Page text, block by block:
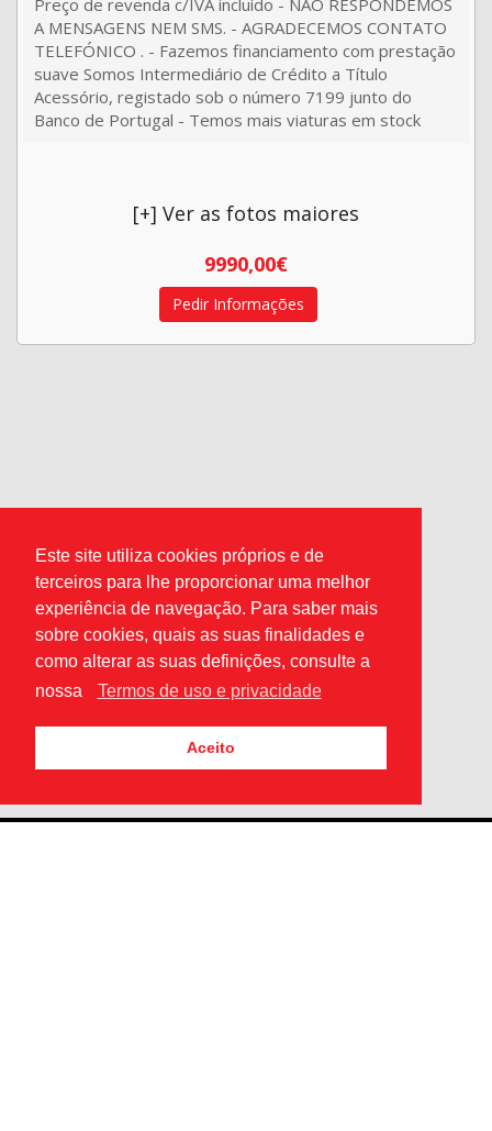
Este site utiliza cookies próprios e de
terceiros para lhe proporcionar uma melhor
experiência de navegação. Para saber mais
sobre cookies, quais as suas finalidades e
como alterar as suas definições, consulte a
nossa
Termos de uso e privacidade
Aceito
A MENSAGENS NEM SMS. - AGRADECEMOS CONTATO
TELEFÓNICO . - Fazemos financiamento com prestação
suave Somos Intermediário de Crédito a Título
Acessório, registado sob o número 7199 junto do
Banco de Portugal - Temos mais viaturas em stock
[+] Ver as fotos maiores
9990,00€
Pedir Informações